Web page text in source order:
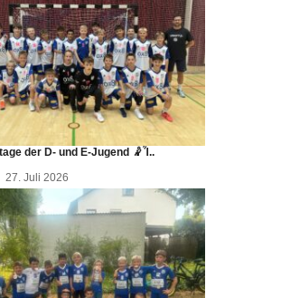
der D- und E-Jugend 🤾Ἷ..
27. Juli 2026